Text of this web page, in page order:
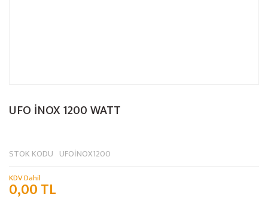
UFO İNOX 1200 WATT
STOK KODU UFOİNOX1200
KDV Dahil
0,00 TL